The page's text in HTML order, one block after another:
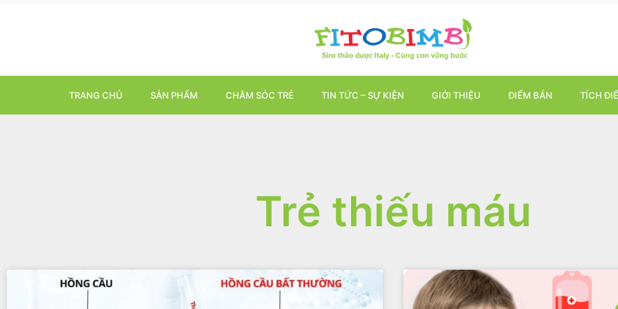
TRANG CHỦ SẢN PHẨM CHĂM SÓC TRẺ TIN TỨC – SỰ KIỆN GIỚI THIỆU ĐIỂM BÁN TÍCH
Trẻ thiếu máu